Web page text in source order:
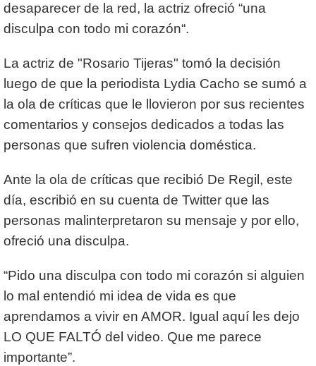
desaparecer de la red, la actriz ofreció “una
disculpa con todo mi corazón“.
La actriz de "Rosario Tijeras" tomó la decisión
luego de que la periodista Lydia Cacho se sumó a
la ola de críticas que le llovieron por sus recientes
comentarios y consejos dedicados a todas las
personas que sufren violencia doméstica.
Ante la ola de críticas que recibió De Regil, este
día, escribió en su cuenta de Twitter que las
personas malinterpretaron su mensaje y por ello,
ofreció una disculpa.
“Pido una disculpa con todo mi corazón si alguien
lo mal entendió mi idea de vida es que
aprendamos a vivir en AMOR. Igual aquí les dejo
LO QUE FALTÓ del video. Que me parece
importante”.